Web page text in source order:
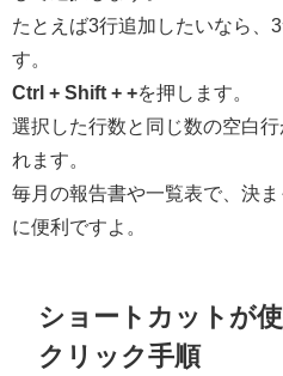
たとえば3行追加したいなら、
す。
Ctrl + Shift + +を押します。
選択した行数と同じ数の空白
れます。
毎月の報告書や一覧表で、決
に便利ですよ。
ショートカットが
クリック手順